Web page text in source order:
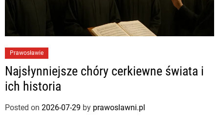
Prawosławie
Najsłynniejsze chóry cerkiewne świata i
ich historia
Posted on 2026-07-29 by prawoslawni.pl